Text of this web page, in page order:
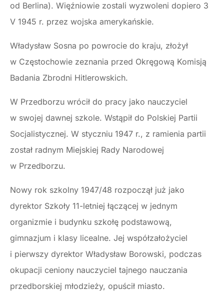
od Berlina). Więźniowie zostali wyzwoleni dopiero 3
V 1945 r. przez wojska amerykańskie.
Władysław Sosna po powrocie do kraju, złożył
w Częstochowie zeznania przed Okręgową Komisją
Badania Zbrodni Hitlerowskich.
W Przedborzu wrócił do pracy jako nauczyciel
w swojej dawnej szkole. Wstąpił do Polskiej Partii
Socjalistycznej. W styczniu 1947 r., z ramienia partii
został radnym Miejskiej Rady Narodowej
w Przedborzu.
Nowy rok szkolny 1947/48 rozpoczął już jako
dyrektor Szkoły 11-letniej łączącej w jednym
organizmie i budynku szkołę podstawową,
gimnazjum i klasy licealne. Jej współzałożyciel
i pierwszy dyrektor Władysław Borowski, podczas
okupacji ceniony nauczyciel tajnego nauczania
przedborskiej młodzieży, opuścił miasto.